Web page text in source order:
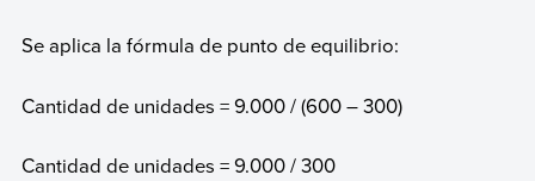
Se aplica la fórmula de punto de equilibrio:
Cantidad de unidades = 9.000 / (600 – 300)
Cantidad de unidades = 9.000 / 300